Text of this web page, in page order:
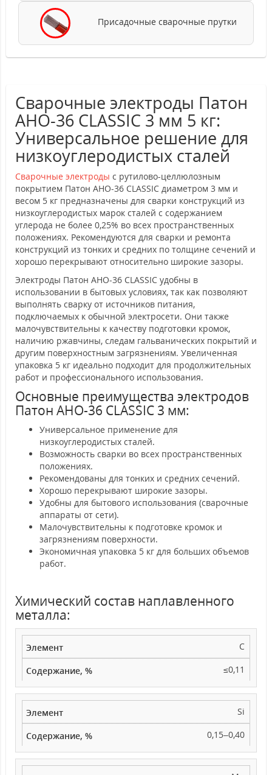
Присадочные сварочные прутки
Сварочные электроды Патон
АНО-36 CLASSIC 3 мм 5 кг:
Универсальное решение для
низкоуглеродистых сталей
Сварочные электроды с рутилово-целлюлозным
покрытием Патон АНО-36 CLASSIC диаметром 3 мм и
весом 5 кг предназначены для сварки конструкций из
низкоуглеродистых марок сталей с содержанием
углерода не более 0,25% во всех пространственных
положениях. Рекомендуются для сварки и ремонта
конструкций из тонких и средних по толщине сечений и
хорошо перекрывают относительно широкие зазоры.
Электроды Патон АНО-36 CLASSIC удобны в
использовании в бытовых условиях, так как позволяют
выполнять сварку от источников питания,
подключаемых к обычной электросети. Они также
малочувствительны к качеству подготовки кромок,
наличию ржавчины, следам гальванических покрытий и
другим поверхностным загрязнениям. Увеличенная
упаковка 5 кг идеально подходит для продолжительных
работ и профессионального использования.
Основные преимущества электродов
Патон АНО-36 CLASSIC 3 мм:
Универсальное применение для
низкоуглеродистых сталей.
Возможность сварки во всех пространственных
положениях.
Рекомендованы для тонких и средних сечений.
Хорошо перекрывают широкие зазоры.
Удобны для бытового использования (сварочные
аппараты от сети).
Малочувствительны к подготовке кромок и
загрязнениям поверхности.
Экономичная упаковка 5 кг для больших объемов
работ.
Химический состав наплавленного
металла:
C
≤0,11
Si
0,15–0,40